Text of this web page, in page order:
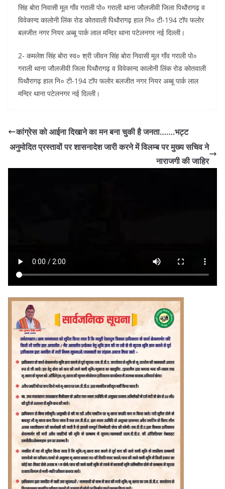
सिंह बोरा निवासी मूल गाँव गराली पो० गराली थाना जौलजीवी जिला पिथौरागढ़ व
विवेकान्द कालोनी लिंक रोड कोतवाली पिथौरागढ़ हाल नि० टी-194 टॉप फलोर
बलजीत नगर नियर अब्बू पार्क लाल मन्दिर थाना पटेलनगर नई दिल्ली।
2- कमलेश सिंह बोरा स्व० श्री जीवन सिंह बोरा निवासी मूल गाँव गराली पो०
गराली थाना जौलजीवी जिला पिथौरागढ़ व विवेकान्द कालोनी लिंक रोड कोतवाली
पिथौरागढ़ हाल नि० टी-194 टॉप फलोर बलजीत नगर नियर अब्बू पार्क लाल
मन्दिर थाना पटेलनगर नई दिल्ली।
कांग्रेस को आईना दिखाने का मन बना चुकी है जनता…….भट्ट
अनुमोदित प्रस्तावों पर शासनादेश जारी करने में विलम्ब पर मुख्य सचिव ने
नाराजगी की जाहिर